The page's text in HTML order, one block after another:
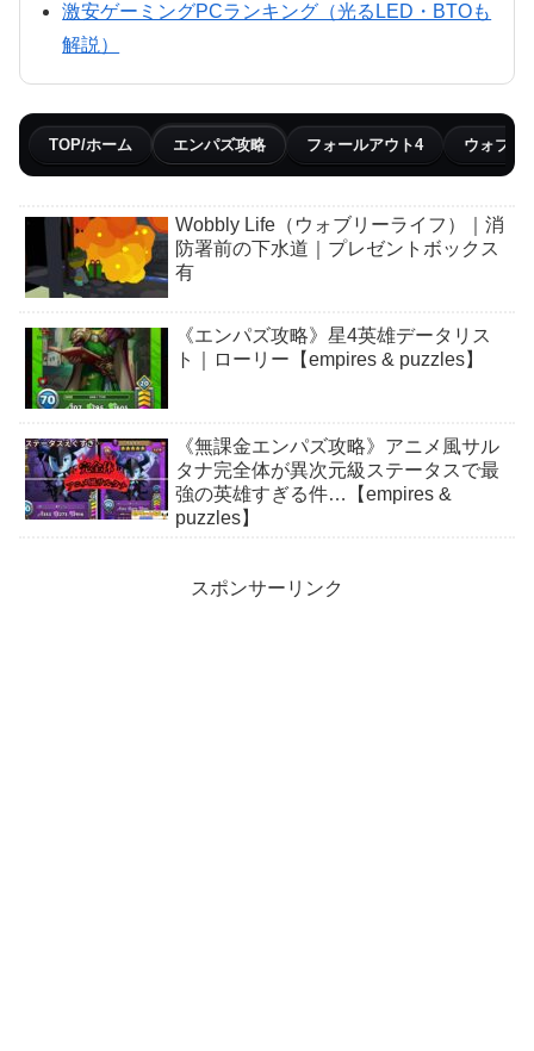
激安ゲーミングPCランキング（光るLED・BTOも
解説）
TOP/ホーム エンパズ攻略 フォールアウト4 ウォブリ
Wobbly Life（ウォブリーライフ）｜消
防署前の下水道｜プレゼントボックス
有
《エンパズ攻略》星4英雄データリス
ト｜ローリー【empires & puzzles】
《無課金エンパズ攻略》アニメ風サル
タナ完全体が異次元級ステータスで最
強の英雄すぎる件…【empires &
puzzles】
スポンサーリンク